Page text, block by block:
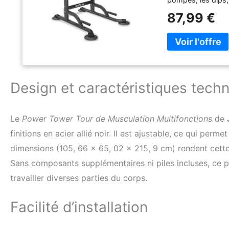
FLEXIBILITÉ ET
Tower s'adapte
d'entraînement.
stabilité
traction inclinée
pendant
une capacité de
avec 4 pieds
optimale pour
RETOUR DE 30
client basés à
87,99 €
Design et caractéristiques
Le Power Tower Tour de Musculation Multifonctions de
finitions en acier allié noir. Il est ajustable, ce qui
dimensions (105, 66 x 65, 02 x 215, 9 cm) rendent
Sans composants supplémentaires ni piles incluses,
travailler diverses parties du corps.
Facilité d’installation